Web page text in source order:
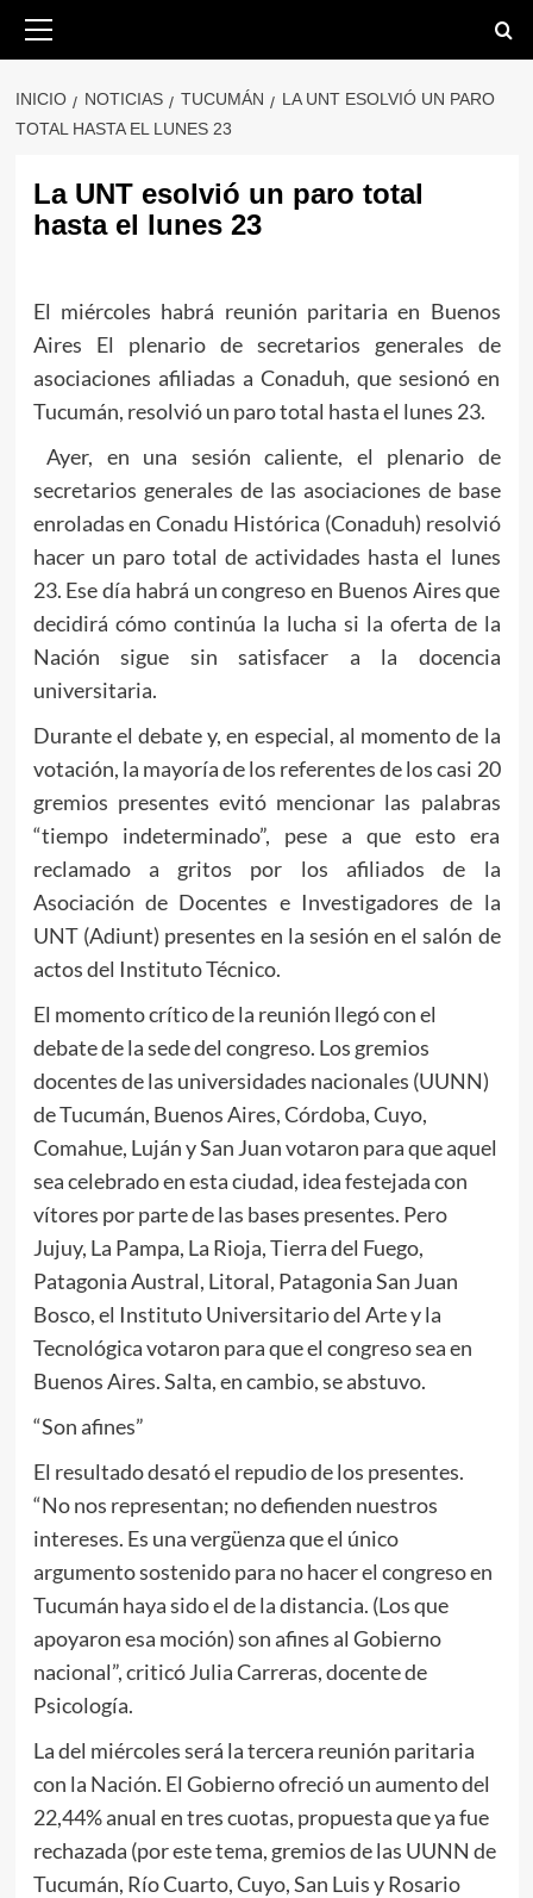
Saltar
primario
INICIO NOTICIAS TUCUMÁN
LA UNT ESOLVIÓ UN PARO
TOTAL HASTA EL LUNES 23
La UNT esolvió un paro total
hasta el lunes 23
El miércoles habrá reunión paritaria en Buenos
Aires El plenario de secretarios generales de
asociaciones afiliadas a Conaduh, que sesionó en
Tucumán, resolvió un paro total hasta el lunes 23.
Ayer, en una sesión caliente, el plenario de
secretarios generales de las asociaciones de base
enroladas en Conadu Histórica (Conaduh) resolvió
hacer un paro total de actividades hasta el lunes
23. Ese día habrá un congreso en Buenos Aires que
decidirá cómo continúa la lucha si la oferta de la
Nación sigue sin satisfacer a la docencia
universitaria.
Durante el debate y, en especial, al momento de la
votación, la mayoría de los referentes de los casi 20
gremios presentes evitó mencionar las palabras
“tiempo indeterminado”, pese a que esto era
reclamado a gritos por los afiliados de la
Asociación de Docentes e Investigadores de la
UNT (Adiunt) presentes en la sesión en el salón de
actos del Instituto Técnico.
El momento crítico de la reunión llegó con el
debate de la sede del congreso. Los gremios
docentes de las universidades nacionales (UUNN)
de Tucumán, Buenos Aires, Córdoba, Cuyo,
Comahue, Luján y San Juan votaron para que aquel
sea celebrado en esta ciudad, idea festejada con
vítores por parte de las bases presentes. Pero
Jujuy, La Pampa, La Rioja, Tierra del Fuego,
Patagonia Austral, Litoral, Patagonia San Juan
Bosco, el Instituto Universitario del Arte y la
Tecnológica votaron para que el congreso sea en
Buenos Aires. Salta, en cambio, se abstuvo.
“Son afines”
El resultado desató el repudio de los presentes.
“No nos representan; no defienden nuestros
intereses. Es una vergüenza que el único
argumento sostenido para no hacer el congreso en
Tucumán haya sido el de la distancia. (Los que
apoyaron esa moción) son afines al Gobierno
nacional”, criticó Julia Carreras, docente de
Psicología.
La del miércoles será la tercera reunión paritaria
con la Nación. El Gobierno ofreció un aumento del
22,44% anual en tres cuotas, propuesta que ya fue
rechazada (por este tema, gremios de las UUNN de
Tucumán, Río Cuarto, Cuyo, San Luis y Rosario